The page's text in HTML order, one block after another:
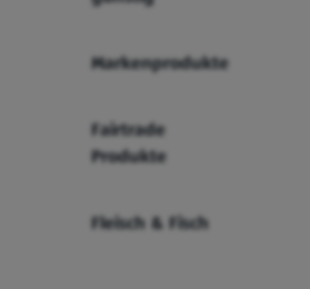
Markenprodukte
Fairtrade
Produkte
Fleisch & Fisch